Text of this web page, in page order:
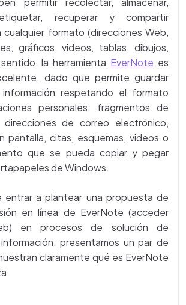
recuperar y compartir
cualquier formato (direcciones Web,
gráficos, videos, tablas, dibujos,
la herramienta EverNote es
dado que permite guardar
respetando el formato
personales, fragmentos de
direcciones de correo electrónico,
pantalla, citas, esquemas, videos o
que se pueda copiar y pegar
de Windows.
entrar a plantear una propuesta de
en línea de EverNote (acceder
en procesos de solución de
presentamos un par de
claramente qué es EverNote